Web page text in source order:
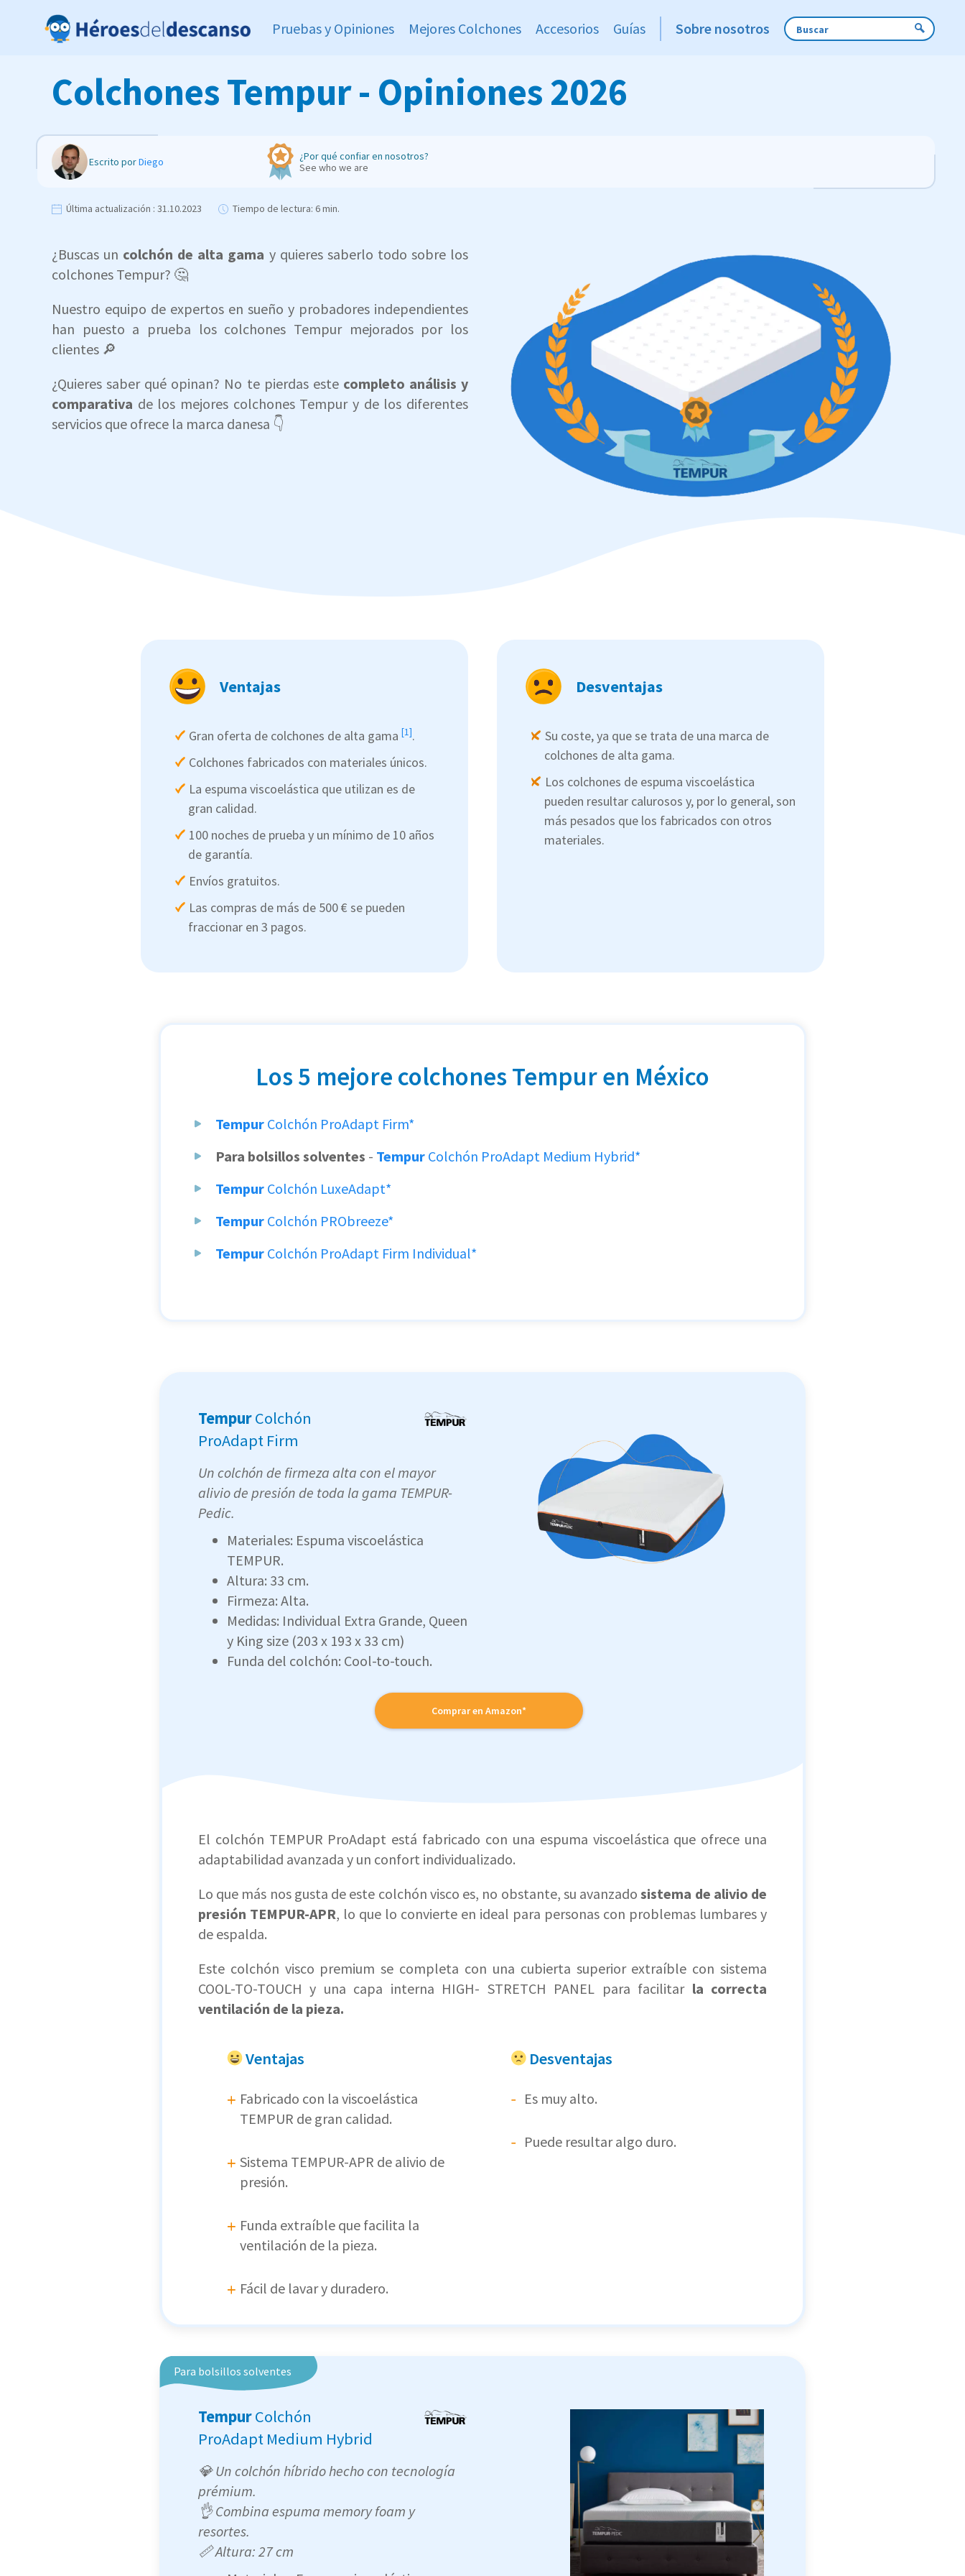
Pruebas y Opiniones Mejores Colchones Accesorios Guías Sobre nosotros
Colchones Tempur - Opiniones 2026
Escrito porDiego
¿Por qué confiar en nosotros?
See who we are
Última actualización : 31.10.2023 Tiempo de lectura: 6 min.
¿Buscas un colchón de alta gama y quieres saberlo todo sobre los
colchones Tempur? 🤔
Nuestro equipo de expertos en sueño y probadores independientes
han puesto a prueba los colchones Tempur mejorados por los
clientes 🔎
¿Quieres saber qué opinan? No te pierdas este completo análisis y
comparativa de los mejores colchones Tempur y de los diferentes
servicios que ofrece la marca danesa 👇
Ventajas
Gran oferta de colchones de alta gama [1].
Colchones fabricados con materiales únicos.
La espuma viscoelástica que utilizan es de
gran calidad.
100 noches de prueba y un mínimo de 10 años
de garantía.
Envíos gratuitos.
Las compras de más de 500 € se pueden
fraccionar en 3 pagos.
Desventajas
Su coste, ya que se trata de una marca de
colchones de alta gama.
Los colchones de espuma viscoelástica
pueden resultar calurosos y, por lo general, son
más pesados que los fabricados con otros
materiales.
Los 5 mejore colchones Tempur en México
Tempur Colchón ProAdapt Firm*
Para bolsillos solventes - Tempur Colchón ProAdapt Medium Hybrid*
Tempur Colchón LuxeAdapt*
Tempur Colchón PRObreeze*
Tempur Colchón ProAdapt Firm Individual*
TempurColchón
ProAdapt Firm
Un colchón de firmeza alta con el mayor
alivio de presión de toda la gama TEMPUR-
Pedic.
Materiales: Espuma viscoelástica
TEMPUR.
Altura: 33 cm.
Firmeza: Alta.
Medidas: Individual Extra Grande, Queen
y King size (203 x 193 x 33 cm)
Funda del colchón: Cool-to-touch.
Comprar en Amazon*
El colchón TEMPUR ProAdapt está fabricado con una espuma viscoelástica que ofrece una
adaptabilidad avanzada y un confort individualizado.
Lo que más nos gusta de este colchón visco es, no obstante, su avanzado sistema de alivio de
presión TEMPUR-APR, lo que lo convierte en ideal para personas con problemas lumbares y
de espalda.
Este colchón visco premium se completa con una cubierta superior extraíble con sistema
COOL-TO-TOUCH y una capa interna HIGH- STRETCH PANEL para facilitarla correcta
ventilación de la pieza.
Ventajas
Fabricado con la viscoelástica
TEMPUR de gran calidad.
Sistema TEMPUR-APR de alivio de
presión.
Funda extraíble que facilita la
ventilación de la pieza.
Fácil de lavar y duradero.
Desventajas
Es muy alto.
Puede resultar algo duro.
Para bolsillos solventes
TempurColchón
ProAdapt Medium Hybrid
💎 Un colchón híbrido hecho con tecnología
prémium.
👌 Combina espuma memory foam y
resortes.
📏 Altura: 27 cm